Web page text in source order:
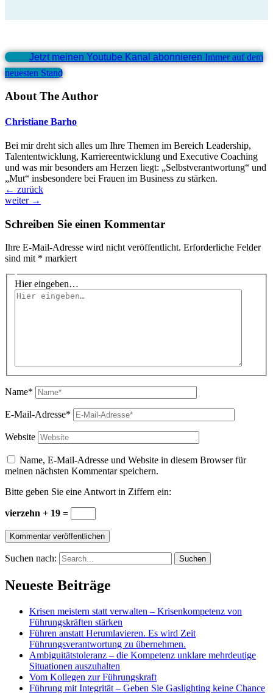
Jetzt meinen Youtube Kanal abonnieren Immer auf dem
neuesten Stand
About The Author
Christiane Barho
Bei mir dreht sich alles um Ihre Themen im Bereich Leadership,
Talententwicklung, Karriereentwicklung und Executive Coaching
und was mir besonders am Herzen liegt: „Selbstverantwortung“ und
„Mut“ insbesondere bei Frauen im Business zu stärken.
← zurück
weiter →
Schreiben Sie einen Kommentar
Ihre E-Mail-Adresse wird nicht veröffentlicht. Erforderliche Felder
sind mit * markiert
Hier eingeben…
Name*
E-Mail-Adresse*
Website
Name, E-Mail-Adresse und Website in diesem Browser für
meinen nächsten Kommentar speichern.
Bitte geben Sie eine Antwort in Ziffern ein:
vierzehn + 19 =
Suchen nach:
Neueste Beiträge
Krisen meistern statt verwalten – Krisenkompetenz von
Führungskräften stärken
Führen anstatt Herumlavieren. Es wird Zeit
Führungsverantwortung zu übernehmen.
Ambiguitätstoleranz – die Kompetenz unklare mehrdeutige
Situationen auszuhalten
Vom Kollegen zur Führungskraft
Führung mit Integrität – Geben Sie Gaslighting keine Chance